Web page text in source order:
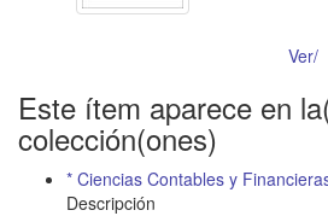
Ver/
Este ítem aparece en
colección(ones)
* Ciencias Contables y
Descripción